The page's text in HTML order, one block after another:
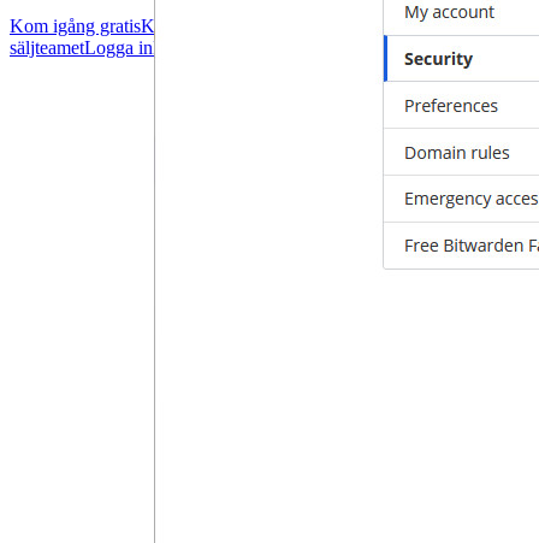
Kom igång gratisKom igång gratis Prata med säljteamet
säljteametLogga inLogga in